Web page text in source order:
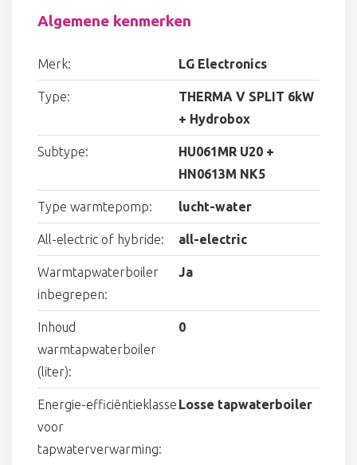
Algemene kenmerken
Merk: LG Electronics
Type:
THERMA V SPLIT 6kW
+ Hydrobox
Subtype:
HU061MR U20 +
HN0613M NK5
Type warmtepomp: lucht-water
All-electric of hybride: all-electric
Warmtapwaterboiler
inbegrepen:
Ja
Inhoud
warmtapwaterboiler
(liter):
0
Energie-efficiëntieklasse
voor
tapwaterverwarming:
Losse tapwaterboiler